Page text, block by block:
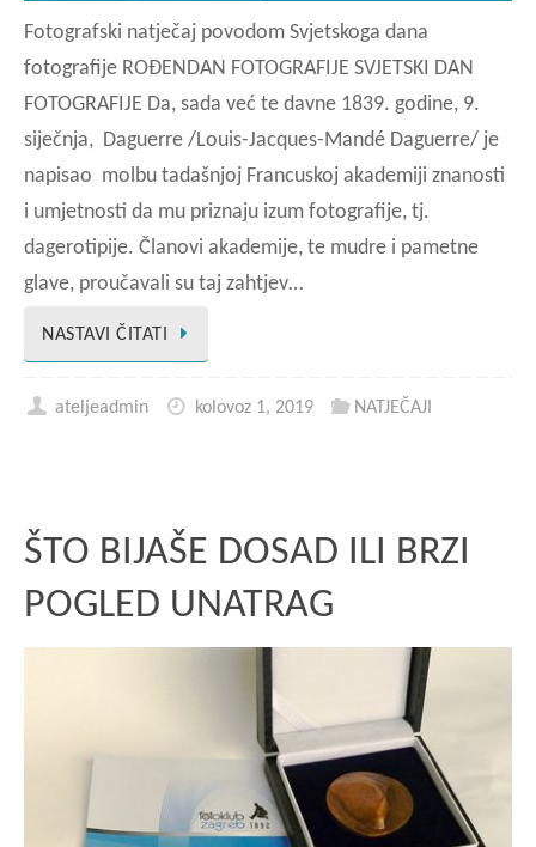
Fotografski natječaj povodom Svjetskoga dana
fotografije ROĐENDAN FOTOGRAFIJE SVJETSKI DAN
FOTOGRAFIJE Da, sada već te davne 1839. godine, 9.
siječnja, Daguerre /Louis-Jacques-Mandé Daguerre/ je
napisao molbu tadašnjoj Francuskoj akademiji znanosti
i umjetnosti da mu priznaju izum fotografije, tj.
dagerotipije. Članovi akademije, te mudre i pametne
glave, proučavali su taj zahtjev…
NASTAVI ČITATI
ateljeadmin kolovoz 1, 2019 NATJEČAJI
ŠTO BIJAŠE DOSAD ILI BRZI
POGLED UNATRAG